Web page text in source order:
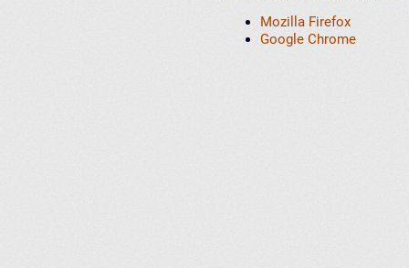
Mozilla Firefox
Google Chrome